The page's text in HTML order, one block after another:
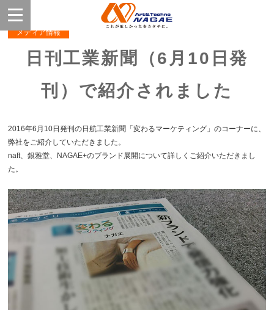
メディア情報
日刊工業新聞（6月10日発
刊）で紹介されました
2016年6月10日発刊の日航工業新聞「変わるマーケティング」のコーナーに、
弊社をご紹介していただきました。
naft、銀雅堂、NAGAE+のブランド展開について詳しくご紹介いただきまし
た。